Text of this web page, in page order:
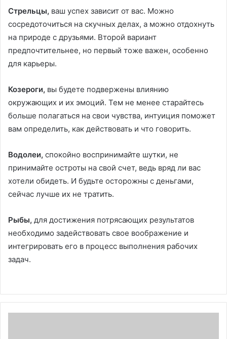
Стрельцы, ваш успех зависит от вас. Можно
сосредоточиться на скучных делах, а можно отдохнуть
на природе с друзьями. Второй вариант
предпочтительнее, но первый тоже важен, особенно
для карьеры.
Козероги, вы будете подвержены влиянию
окружающих и их эмоций. Тем не менее старайтесь
больше полагаться на свои чувства, интуиция поможет
вам определить, как действовать и что говорить.
Водолеи, спокойно воспринимайте шутки, не
принимайте остроты на свой счет, ведь вряд ли вас
хотели обидеть. И будьте осторожны с деньгами,
сейчас лучше их не тратить.
Рыбы, для достижения потрясающих результатов
необходимо задействовать свое воображение и
интегрировать его в процесс выполнения рабочих
задач.